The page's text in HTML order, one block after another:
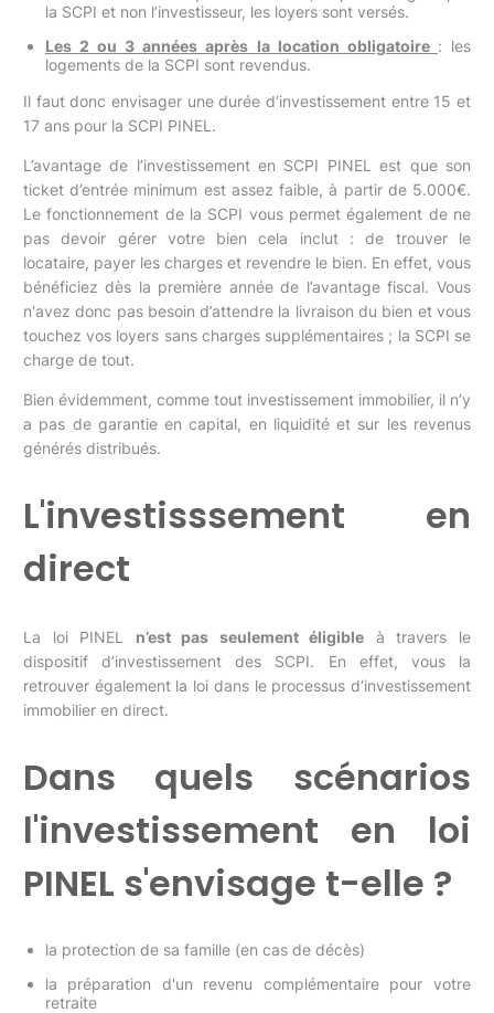
la SCPI et non l’investisseur, les loyers sont versés.
Les 2 ou 3 années après la location obligatoire : les
logements de la SCPI sont revendus.
Il faut donc envisager une durée d’investissement entre 15 et
17 ans pour la SCPI PINEL.
L’avantage de l’investissement en SCPI PINEL est que son
ticket d’entrée minimum est assez faible, à partir de 5.000€.
Le fonctionnement de la SCPI vous permet également de ne
pas devoir gérer votre bien cela inclut : de trouver le
locataire, payer les charges et revendre le bien. En effet, vous
bénéficiez dès la première année de l’avantage fiscal. Vous
n'avez donc pas besoin d’attendre la livraison du bien et vous
touchez vos loyers sans charges supplémentaires ; la SCPI se
charge de tout.
Bien évidemment, comme tout investissement immobilier, il n’y
a pas de garantie en capital, en liquidité et sur les revenus
générés distribués.
L'investisssement en
direct
La loi PINEL n’est pas seulement éligible à travers le
dispositif d’investissement des SCPI. En effet, vous la
retrouver également la loi dans le processus d’investissement
immobilier en direct.
Dans quels scénarios
l'investissement en loi
PINEL s'envisage t-elle ?
la protection de sa famille (en cas de décès)
la préparation d'un revenu complémentaire pour votre
retraite